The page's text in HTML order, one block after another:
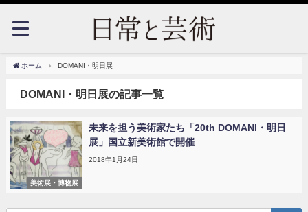
ホーム DOMANI・明日展
DOMANI・明日展の記事一覧
美術展・博物展
未来を担う美術家たち「20th DOMANI・明日
展」国立新美術館で開催
2018年1月24日